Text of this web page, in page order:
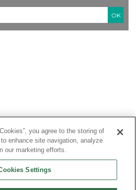
you agree to the storing of
enhance site navigation, analyze
our marketing efforts.
Settings